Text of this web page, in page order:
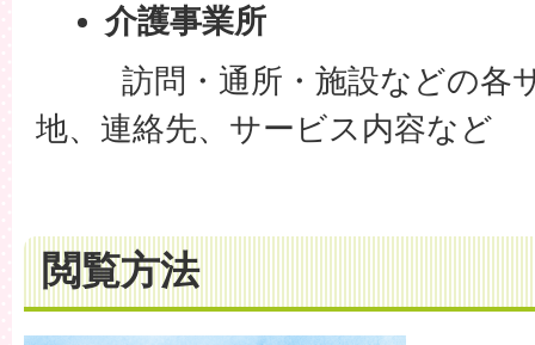
介護事業所
訪問・通所・施設などの各サ
地、連絡先、サービス内容など
閲覧方法